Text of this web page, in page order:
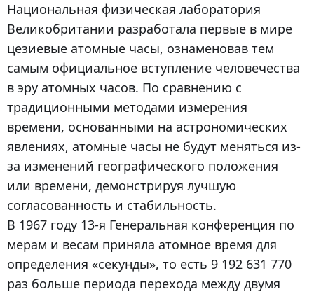
Национальная физическая лаборатория
Великобритании разработала первые в мире
цезиевые атомные часы, ознаменовав тем
самым официальное вступление человечества
в эру атомных часов. По сравнению с
традиционными методами измерения
времени, основанными на астрономических
явлениях, атомные часы не будут меняться из-
за изменений географического положения
или времени, демонстрируя лучшую
согласованность и стабильность.
В 1967 году 13-я Генеральная конференция по
мерам и весам приняла атомное время для
определения «секунды», то есть 9 192 631 770
раз больше периода перехода между двумя